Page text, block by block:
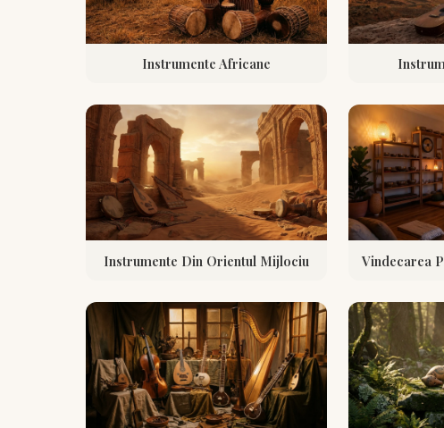
Instrumente Africane
Instrumente Din Orientul Mijlociu Vindecarea